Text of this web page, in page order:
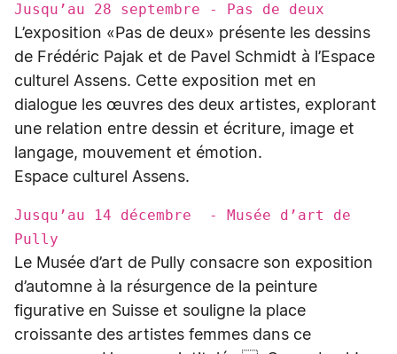
Jusqu’au 28 septembre - Pas de deux
L’exposition «Pas de deux» présente les dessins
de Frédéric Pajak et de Pavel Schmidt à l’Espace
culturel Assens. Cette exposition met en
dialogue les œuvres des deux artistes, explorant
une relation entre dessin et écriture, image et
langage, mouvement et émotion.
Espace culturel Assens.
Jusqu’au 14 décembre - Musée d’art de
Pully
Le Musée d’art de Pully consacre son exposition
d’automne à la résurgence de la peinture
figurative en Suisse et souligne la place
croissante des artistes femmes dans ce